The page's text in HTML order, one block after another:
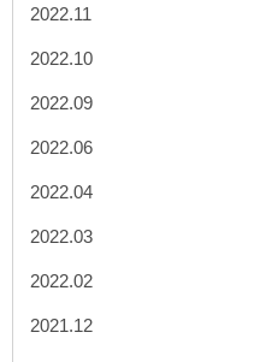
2022.11
2022.10
2022.09
2022.06
2022.04
2022.03
2022.02
2021.12